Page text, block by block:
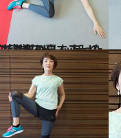
エストのくびれを取り戻す たった3つの簡単ストレッチ！
スタイル